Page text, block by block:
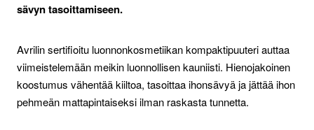
sävyn tasoittamiseen.
Avrilin sertifioitu luonnonkosmetiikan kompaktipuuteri auttaa
viimeistelemään meikin luonnollisen kauniisti. Hienojakoinen
koostumus vähentää kiiltoa, tasoittaa ihonsävyä ja jättää ihon
pehmeän mattapintaiseksi ilman raskasta tunnetta.